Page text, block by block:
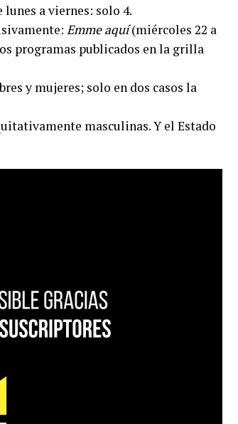
a viernes: solo 4.
Emme aquí(miércoles 22 a
programas publicados en la grilla
y mujeres; solo en dos casos la
masculinas. Y el Estado